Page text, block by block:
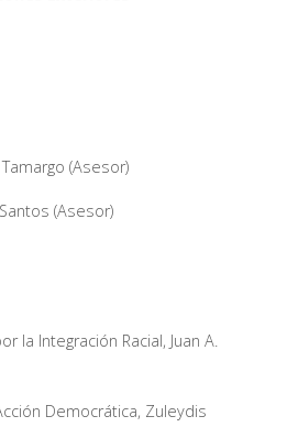
(Asesor)
(Asesor)
la Integración Racial, Juan A.
Democrática, Zuleydis